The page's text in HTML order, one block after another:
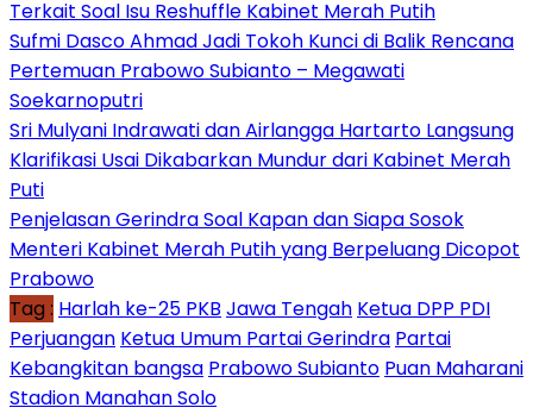
Terkait Soal Isu Reshuffle Kabinet Merah Putih
Sufmi Dasco Ahmad Jadi Tokoh Kunci di Balik Rencana
Pertemuan Prabowo Subianto – Megawati
Soekarnoputri
Sri Mulyani Indrawati dan Airlangga Hartarto Langsung
Klarifikasi Usai Dikabarkan Mundur dari Kabinet Merah
Puti
Penjelasan Gerindra Soal Kapan dan Siapa Sosok
Menteri Kabinet Merah Putih yang Berpeluang Dicopot
Prabowo
Tag : Harlah ke-25 PKB Jawa Tengah Ketua DPP PDI
Perjuangan Ketua Umum Partai Gerindra Partai
Kebangkitan bangsa Prabowo Subianto Puan Maharani
Stadion Manahan Solo